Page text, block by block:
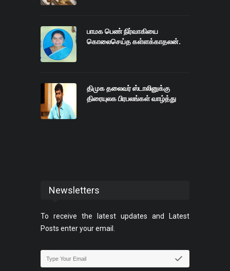
பாமக பெண் நிர்வாகியை
கொலைசெய்த கள்ளக்காதலன்.
திமுக தலைவர் ஸ்டாலினுக்கு
திரையுலக பிரபலங்கள் வாழ்த்து
Newsletters
To receive the latest updates and Latest
Posts enter your email.